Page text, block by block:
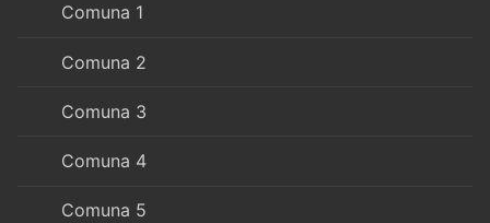
Comuna 1
Comuna 2
Comuna 3
Comuna 4
Comuna 5